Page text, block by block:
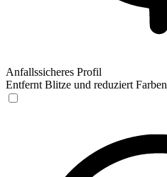
Anfallssicheres Profil
Entfernt Blitze und reduziert Farben